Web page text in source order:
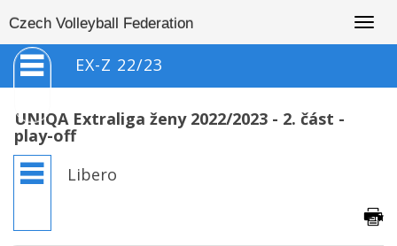
Czech Volleyball Federation
EX-Z 22/23
UNIQA Extraliga ženy 2022/2023 - 2. část -
play-off
Libero